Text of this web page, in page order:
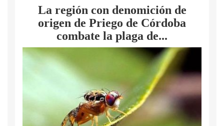
La región con denomición de
origen de Priego de Córdoba
combate la plaga de...